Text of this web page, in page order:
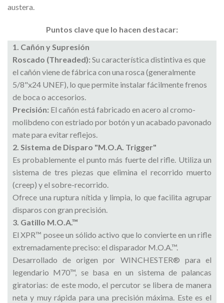
austera.
Puntos clave que lo hacen destacar:
1. Cañón y Supresión
Roscado (Threaded): Su característica distintiva es que
el cañón viene de fábrica con una rosca (generalmente
5/8"x24 UNEF), lo que permite instalar fácilmente frenos
de boca o accesorios.
Precisión: El cañón está fabricado en acero al cromo-
molibdeno con estriado por botón y un acabado pavonado
mate para evitar reflejos.
2. Sistema de Disparo "M.O.A. Trigger"
Es probablemente el punto más fuerte del rifle. Utiliza un
sistema de tres piezas que elimina el recorrido muerto
(creep) y el sobre-recorrido.
Ofrece una ruptura nítida y limpia, lo que facilita agrupar
disparos con gran precisión.
3. Gatillo M.O.A.™
El XPR™ posee un sólido activo que lo convierte en un rifle
extremadamente preciso: el disparador M.O.A.™.
Desarrollado de origen por WINCHESTER® para el
legendario M70™, se basa en un sistema de palancas
giratorias: de este modo, el percutor se libera de manera
neta y muy rápida para una precisión máxima. Este es el